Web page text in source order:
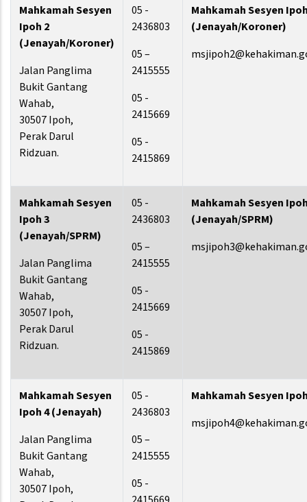
Mahkamah Sesyen
Ipoh 2
(Jenayah/Koroner)
Jalan Panglima
Bukit Gantang
Wahab,
30507 Ipoh,
Perak Darul
Ridzuan.
05 -
2436803
05 –
2415555
05 -
2415669
05 -
2415869
Mahkamah Sesyen
(Jenayah/Koroner)
Mahkamah Sesyen
Ipoh 3
(Jenayah/SPRM)
Jalan Panglima
Bukit Gantang
Wahab,
30507 Ipoh,
Perak Darul
Ridzuan.
05 -
2436803
05 –
2415555
05 -
2415669
05 -
2415869
Mahkamah Sesyen
(Jenayah/SPRM)
Mahkamah Sesyen
Ipoh 4 (Jenayah)
Jalan Panglima
Bukit Gantang
Wahab,
30507 Ipoh,
05 -
2436803
05 –
2415555
05 -
Mahkamah Sesyen